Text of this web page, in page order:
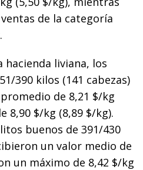
de la categoría
hacienda liviana, los
390 kilos (141 cabezas)
de 8,21 $/kg
8,90 $/kg (8,89 $/kg).
buenos de 391/430
un valor medio de
un máximo de 8,42 $/kg